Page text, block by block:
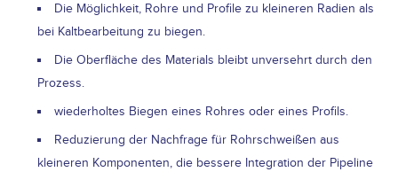
Die Möglichkeit, Rohre und Profile zu kleineren Radien als
bei Kaltbearbeitung zu biegen.
Die Oberfläche des Materials bleibt unversehrt durch den
Prozess.
wiederholtes Biegen eines Rohres oder eines Profils.
Reduzierung der Nachfrage für Rohrschweißen aus
kleineren Komponenten, die bessere Integration der Pipeline